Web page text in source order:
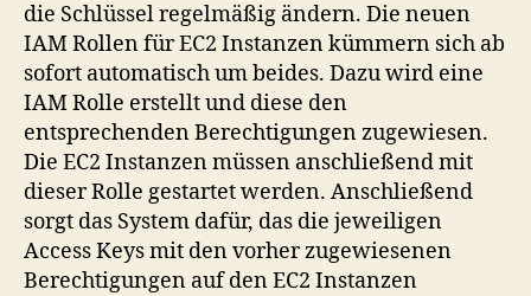
die Schlüssel regelmäßig ändern. Die neuen
IAM Rollen für EC2 Instanzen kümmern sich ab
sofort automatisch um beides. Dazu wird eine
IAM Rolle erstellt und diese den
entsprechenden Berechtigungen zugewiesen.
Die EC2 Instanzen müssen anschließend mit
dieser Rolle gestartet werden. Anschließend
sorgt das System dafür, das die jeweiligen
Access Keys mit den vorher zugewiesenen
Berechtigungen auf den EC2 Instanzen